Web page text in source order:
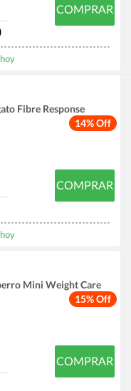
COMPRAR
14% Off
Fibre Response
COMPRAR
15% Off
Mini Weight Care
COMPRAR